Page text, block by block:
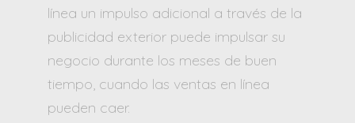
línea un impulso adicional a través de la
publicidad exterior puede impulsar su
negocio durante los meses de buen
tiempo, cuando las ventas en línea
pueden caer.